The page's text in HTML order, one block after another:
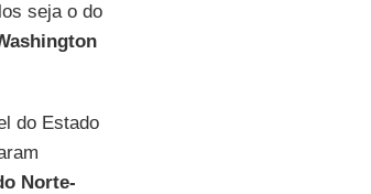
seja o do
do Estado
Norte-